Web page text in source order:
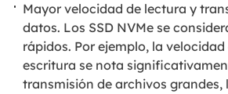
Mayor velocidad de lectura y
datos. Los SSD NVMe se
rápidos. Por ejemplo, la
escritura se nota
transmisión de archivos grandes,